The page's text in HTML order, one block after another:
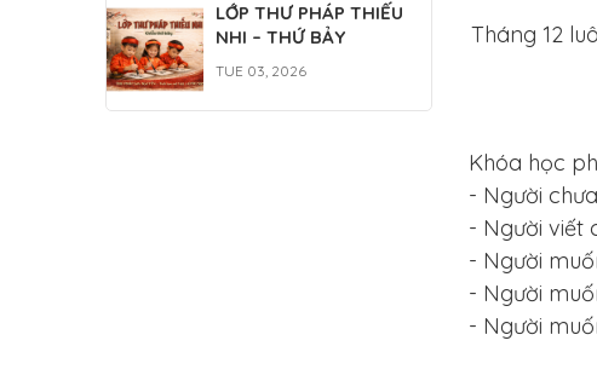
Tháng 12
Khóa học
- Người
- Người viết
- Người
- Người
- Người
LỚP THƯ PHÁP THIẾU
NHI – THỨ BẢY
TUE 03, 2026